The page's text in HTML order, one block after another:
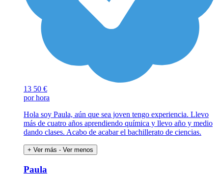
13 50 €
por hora
Hola soy Paula, aún que sea joven tengo experiencia. Llevo
más de cuatro años aprendiendo química y llevo año y medio
dando clases. Acabo de acabar el bachillerato de ciencias.
+ Ver más - Ver menos
Paula